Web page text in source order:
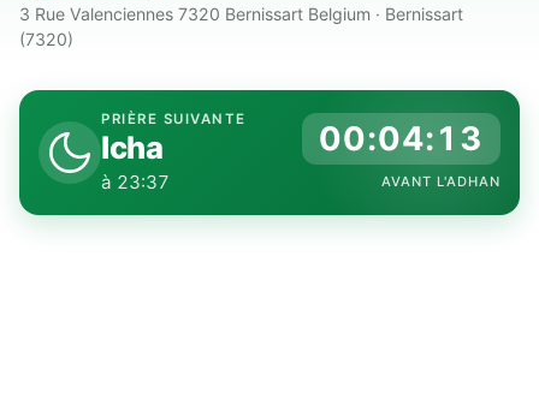
3 Rue Valenciennes 7320 Bernissart Belgium · Bernissart
(7320)
PRIÈRE SUIVANTE
Icha
à 23:37
00:04:12
AVANT L'ADHAN